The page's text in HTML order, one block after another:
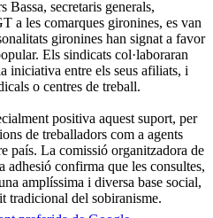
secretaris generals,
a les comarques gironines, es van
gironines han signat a favor
Els sindicats col·laboraran
iniciativa entre els seus afiliats, i
o centres de treball.
positiva aquest suport, per
de treballadors com a agents
país. La comissió organitzadora de
adhesió confirma que les consultes,
amplíssima i diversa base social,
tradicional del sobiranisme.